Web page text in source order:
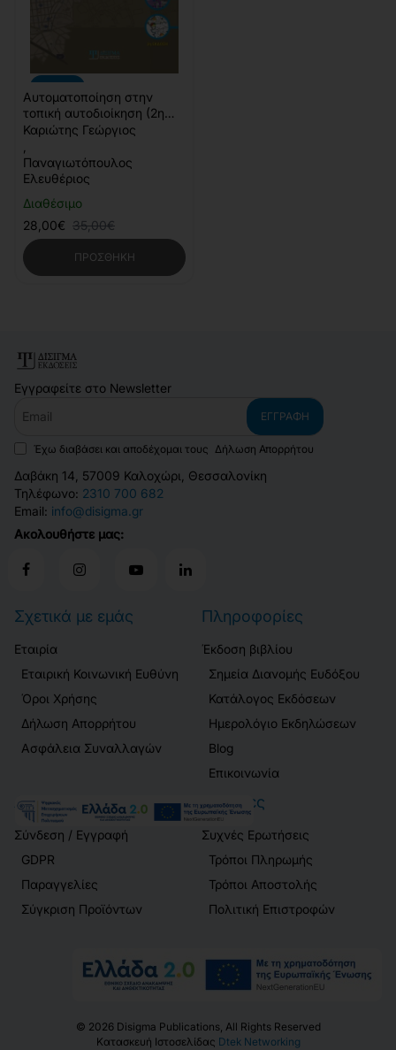
Διαθέσιμο
Αυτοματοποίηση στην
τοπική αυτοδιοίκηση (2η
έκδοση)
Καριώτης Γεώργιος
Παναγιωτόπουλος
Ελευθέριος
28,00€ 35,00€
ΠΡΟΣΘΉΚΗ
Εγγραφείτε στο Newsletter
ΕΓΓΡΑΦΉ
Έχω διαβάσει και αποδέχομαι τους Δήλωση Απορρήτου
Δαβάκη 14, 57009 Καλοχώρι, Θεσσαλονίκη
Τηλέφωνο: 2310 700 682
Email: info@disigma.gr
Ακολουθήστε μας:
Σχετικά με εμάς
Εταιρία
Εταιρική Κοινωνική Ευθύνη
Όροι Χρήσης
Δήλωση Απορρήτου
Ασφάλεια Συναλλαγών
Πληροφορίες
Έκδοση βιβλίου
Σημεία Διανομής Ευδόξου
Κατάλογος Εκδόσεων
Ημερολόγιο Εκδηλώσεων
Blog
Επικοινωνία
Λογαριασμός
Σύνδεση / Εγγραφή
GDPR
Παραγγελίες
Σύγκριση Προϊόντων
Πελάτες
Συχνές Ερωτήσεις
Τρόποι Πληρωμής
Τρόποι Αποστολής
Πολιτική Επιστροφών
© 2026Disigma Publications, All Rights Reserved
Κατασκευή Ιστοσελίδας Dtek Networking